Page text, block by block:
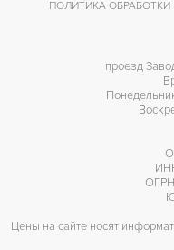
ПОЛИТИКА
проезд
Цены на сайте носят